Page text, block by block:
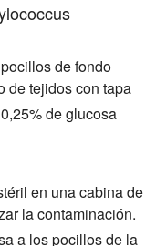
de fondo
de tejidos con tapa
de glucosa
en una cabina de
la contaminación.
a los pocillos de la